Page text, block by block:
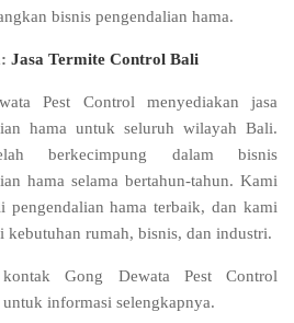
bisnis pengendalian hama.
Jasa Termite Control Bali
Pest Control menyediakan jasa
hama untuk seluruh wilayah Bali.
berkecimpung dalam bisnis
hama selama bertahun-tahun. Kami
pengendalian hama terbaik, dan kami
kebutuhan rumah, bisnis, dan industri.
Gong Dewata Pest Control
informasi selengkapnya.